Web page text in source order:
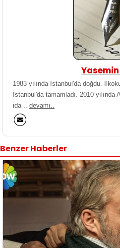
1983 yılında İstanbul'da doğdu.
İstanbul'da tamamladı. 2010
ida .. devamı..
Benzer Haberler